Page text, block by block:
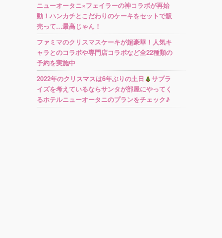
ニューオータニ×フェイラーの神コラボが再始
動！ハンカチとこだわりのケーキをセットで販
売って…最高じゃん！
ファミマのクリスマスケーキが超豪華！人気キ
ャラとのコラボや専門店コラボなど全22種類の
予約を実施中
2022年のクリスマスは6年ぶりの土日
サプラ
イズを考えているならサンタが部屋にやってく
るホテルニューオータニのプランをチェック♪